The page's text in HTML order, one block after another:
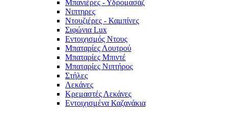
Μπανιέρες - Υδρομασάζ
Νιπτηρες
Ντουζιέρες - Καμπίνες
Σιφώνια Lux
Εντοιχισμός Ντους
Μπαταρίες Λουτρού
Μπαταρίες Μπιντέ
Μπαταρίες Νιπτήρος
Στήλες
Λεκάνες
Κρεμαστές Λεκάνες
Εντοιχισμένα Καζανάκια